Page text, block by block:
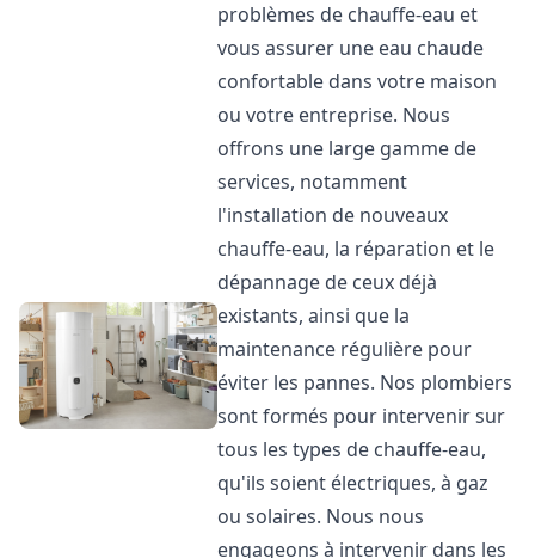
problèmes de chauffe-eau et
vous assurer une eau chaude
confortable dans votre maison
ou votre entreprise. Nous
offrons une large gamme de
services, notamment
l'installation de nouveaux
chauffe-eau, la réparation et le
dépannage de ceux déjà
existants, ainsi que la
maintenance régulière pour
éviter les pannes. Nos plombiers
sont formés pour intervenir sur
tous les types de chauffe-eau,
qu'ils soient électriques, à gaz
ou solaires. Nous nous
engageons à intervenir dans les